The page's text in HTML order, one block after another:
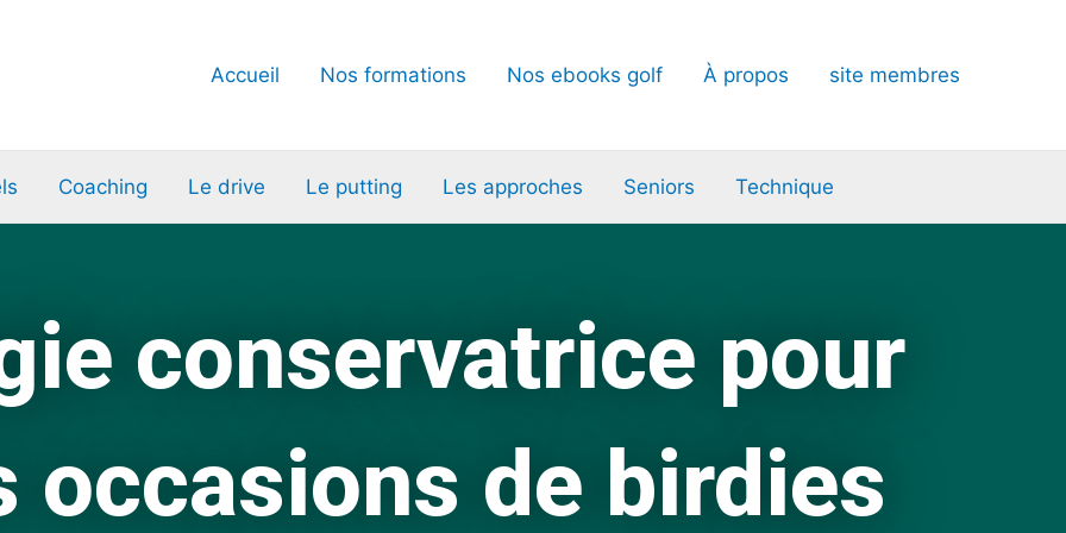
Accueil Nos formations Nos ebooks golf À propos site membres
Coaching Le drive Le putting Les approches Seniors Technique
conservatrice pour
occasions de birdies